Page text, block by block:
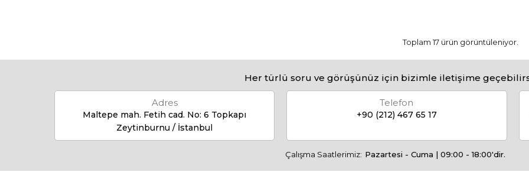
Toplam 17 ürün görüntüleniyor.
Her türlü soru ve görüşünüz için bizimle iletişime
Adres
Maltepe mah. Fetih cad. No: 6 Topkapı
Zeytinburnu / İstanbul
Telefon
+90 (212) 467 65 17
Çalışma Saatlerimiz: Pazartesi - Cuma | 09:00 - 18:00'dir.